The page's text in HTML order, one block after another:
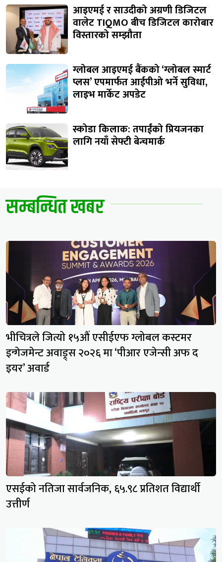
आइएमई र साउदीको अग्रणी डिजिटल
वालेट TIQMO बीच डिजिटल कारोबार
विस्तारको सम्झौता
ग्लोबल आइएमई बैंकको ‘ग्लोबल स्मार्ट
प्लस’ एपमार्फत आईपीओ भर्ने सुविधा,
लाइभ मार्केट अपडेट
स्कोडा किलाक: तपाईंको प्रियजनका
लागि नयाँ सेफ्टी बेन्चमार्क
सम्बन्धित खबर
भीचित्रले जित्यो १५औं एसीईएफ ग्लोबल कस्टमर
इन्गेजमेन्ट अवाड्र्स २०२६ मा ‘पीआर एजेन्सी अफ द
इयर’ अवार्ड
एसईको नतिजा सार्वजनिक, ६५.९८ प्रतिशत विद्यार्थी
उत्तीर्ण